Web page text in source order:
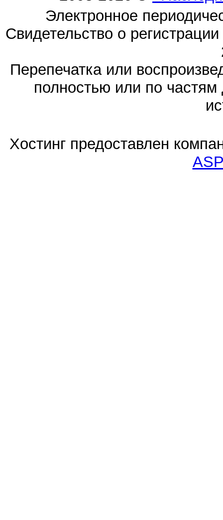
Электронное
Свидетельство о
Перепечатка или
полностью или по частям
Хостинг предоставлен